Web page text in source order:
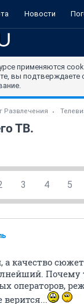
Новости
применяются
вы подтверждаете
Развлечения
ТВ.
3 4 5
а качество
Почему
операторов,
верится...